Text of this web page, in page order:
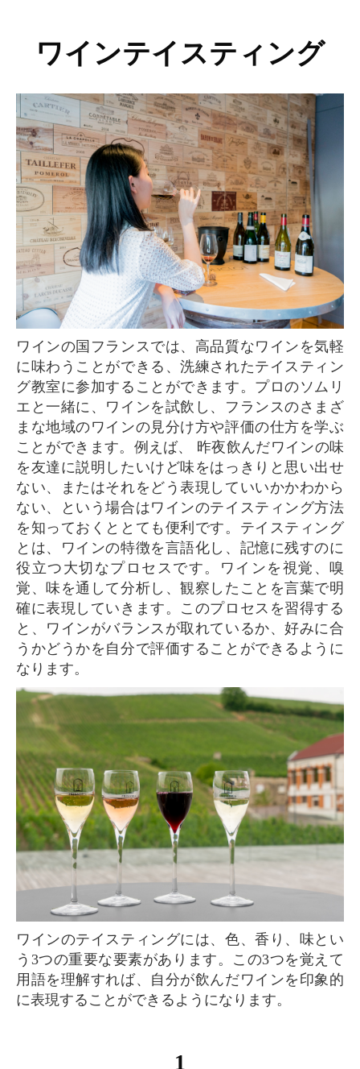
ワインテイスティング
ワインの国フランスでは、高品質なワインを気軽
に味わうことができる、洗練されたテイスティン
グ教室に参加することができます。プロのソムリ
エと一緒に、ワインを試飲し、フランスのさまざ
まな地域のワインの見分け方や評価の仕方を学ぶ
ことができます。例えば、 昨夜飲んだワインの味
を友達に説明したいけど味をはっきりと思い出せ
ない、またはそれをどう表現していいかかわから
ない、という場合はワインのテイスティング方法
を知っておくととても便利です。テイスティング
とは、ワインの特徴を言語化し、記憶に残すのに
役立つ大切なプロセスです。ワインを視覚、嗅
覚、味を通して分析し、観察したことを言葉で明
確に表現していきます。このプロセスを習得する
と、ワインがバランスが取れているか、好みに合
うかどうかを自分で評価することができるように
なります。
ワインのテイスティングには、色、香り、味とい
う3つの重要な要素があります。この3つを覚えて
用語を理解すれば、自分が飲んだワインを印象的
に表現することができるようになります。
1